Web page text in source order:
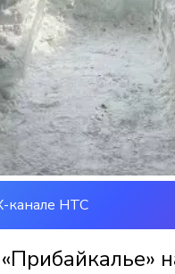
канале НТС